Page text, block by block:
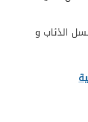
الذئاب و